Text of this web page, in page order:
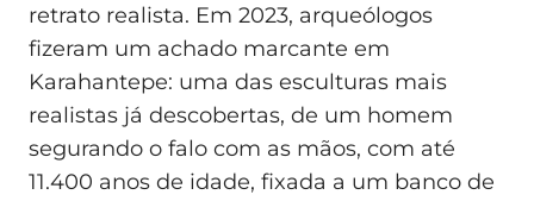
retrato realista. Em 2023, arqueólogos
fizeram um achado marcante em
Karahantepe: uma das esculturas mais
realistas já descobertas, de um homem
segurando o falo com as mãos, com até
11.400 anos de idade, fixada a um banco de